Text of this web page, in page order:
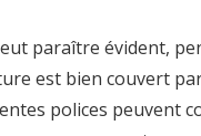
paraître évident,
est bien couvert
polices peuvent